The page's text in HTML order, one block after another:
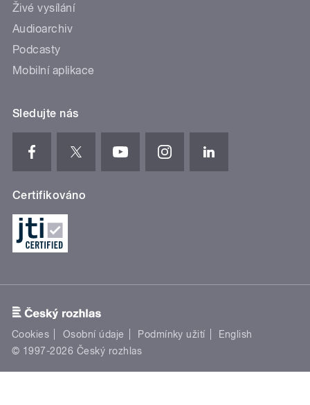
Živé vysílání
Audioarchiv
Podcasty
Mobilní aplikace
Sledujte nás
Certifikováno
Cookies Osobní údaje Podmínky užití
English
© 1997-2026 Český rozhlas